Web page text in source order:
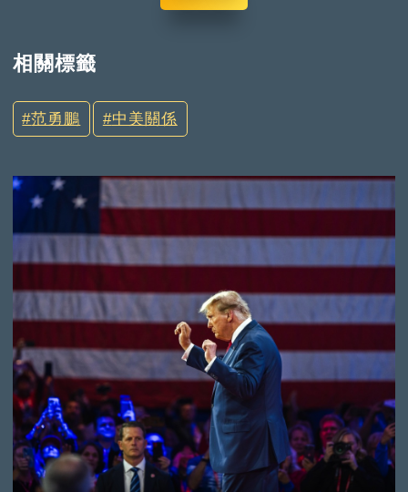
相關標籤
范勇鵬 中美關係